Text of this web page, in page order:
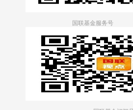
国联基金服务号